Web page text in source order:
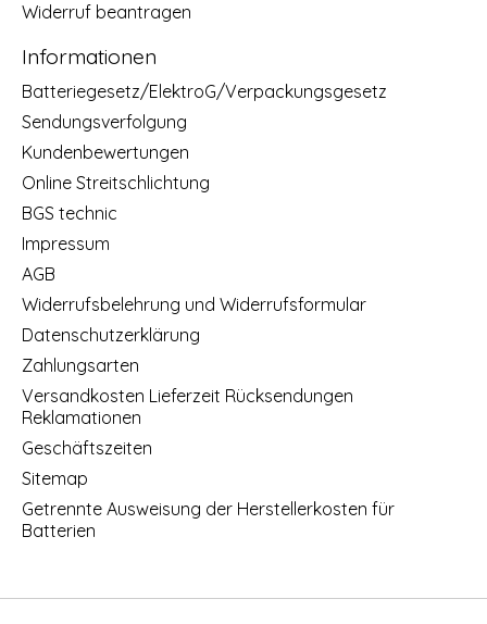
Widerruf beantragen
Informationen
Batteriegesetz/ElektroG/Verpackungsgesetz
Sendungsverfolgung
Kundenbewertungen
Online Streitschlichtung
BGS technic
Impressum
AGB
Widerrufsbelehrung und Widerrufsformular
Datenschutzerklärung
Zahlungsarten
Versandkosten Lieferzeit Rücksendungen
Reklamationen
Geschäftszeiten
Sitemap
Getrennte Ausweisung der Herstellerkosten für
Batterien